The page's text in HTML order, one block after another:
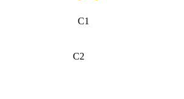
C1
C2